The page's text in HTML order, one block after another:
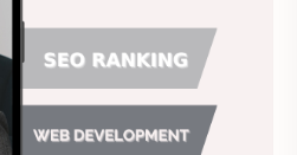
Antarctic
Antiquarian